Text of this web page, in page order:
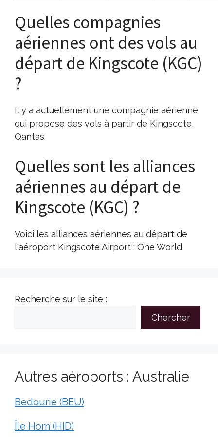
Quelles compagnies
aériennes ont des vols au
départ de Kingscote (KGC)
?
Il y a actuellement une compagnie aérienne
qui propose des vols à partir de Kingscote,
Qantas.
Quelles sont les alliances
aériennes au départ de
Kingscote (KGC) ?
Voici les alliances aériennes au départ de
l'aéroport Kingscote Airport : One World
Recherche sur le site :
Chercher
Autres aéroports : Australie
Bedourie (BEU)
Île Horn (HID)